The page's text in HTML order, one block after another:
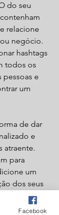
do seu
relacione
ou negócio.
hashtags
todos os
pessoas e
um
de dar
e
atraente.
para
um
dos seus
começar?
Facebook